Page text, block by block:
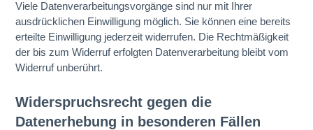
Viele Datenverarbeitungsvorgänge sind nur mit Ihrer
ausdrücklichen Einwilligung möglich. Sie können eine bereits
erteilte Einwilligung jederzeit widerrufen. Die Rechtmäßigkeit
der bis zum Widerruf erfolgten Datenverarbeitung bleibt vom
Widerruf unberührt.
Widerspruchsrecht gegen die
Datenerhebung in besonderen Fällen